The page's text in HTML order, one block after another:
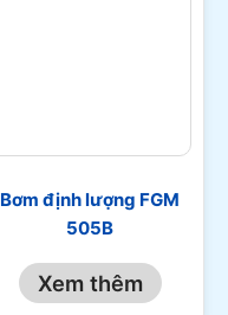
Bơm định lượng FGM
505B
Xem thêm